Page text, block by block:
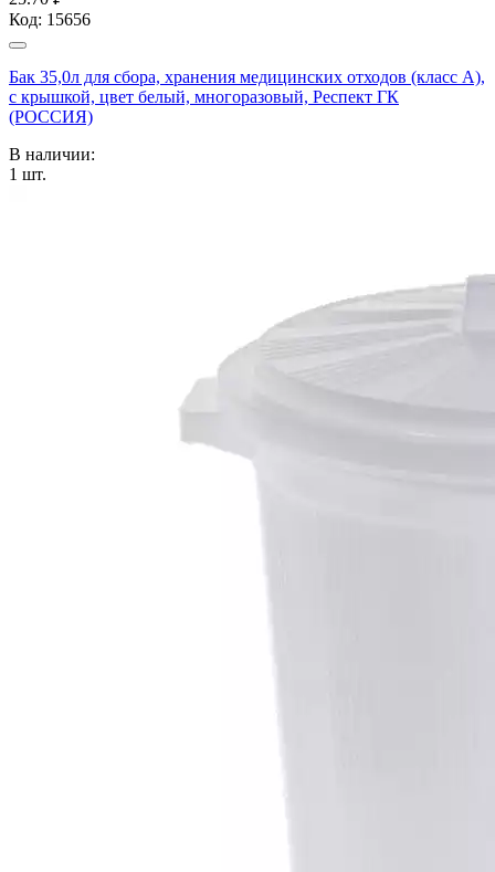
Код: 15656
Бак 35,0л для сбора, хранения медицинских отходов (класс А),
с крышкой, цвет белый, многоразовый, Респект ГК
(РОССИЯ)
В наличии:
1 шт.